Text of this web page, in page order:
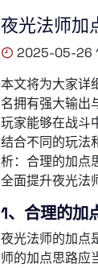
夜光法师加
2025-05-26
本文将为大家详
名拥有强大输出
玩家能够在战斗
结合不同的玩法
析：合理的加点
全面提升夜光法
1、合理的加
夜光法师的加点
师的加点思路应